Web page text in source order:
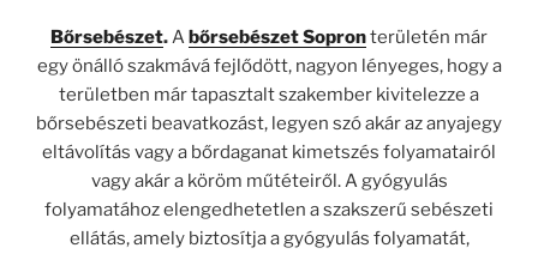
Bőrsebészet.Abőrsebészet Sopronterületén már
egy önálló szakmává fejlődött, nagyon lényeges, hogy a
területben már tapasztalt szakember kivitelezze a
bőrsebészeti beavatkozást, legyen szó akár az anyajegy
eltávolítás vagy a bőrdaganat kimetszés folyamatairól
vagy akár a köröm műtéteiről. A gyógyulás
folyamatához elengedhetetlen a szakszerű sebészeti
ellátás, amely biztosítja a gyógyulás folyamatát,